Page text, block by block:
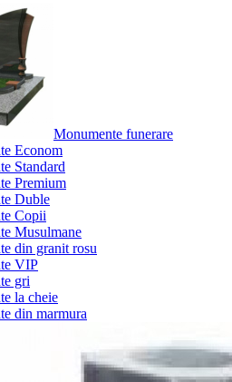
Monumente funerare
Econom
Standard
Premium
Duble
Copii
Musulmane
din granit rosu
VIP
gri
la cheie
din marmura